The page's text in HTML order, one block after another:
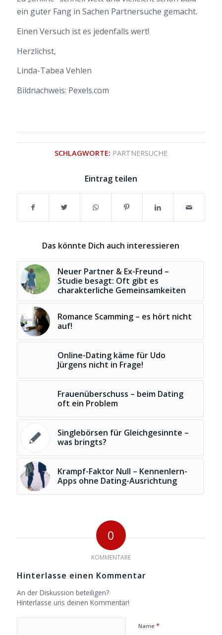
ein guter Fang in Sachen Partnersuche gemacht.
Einen Versuch ist es jedenfalls wert!
Herzlichst,
Linda-Tabea Vehlen
Bildnachweis: Pexels.com
SCHLAGWORTE: PARTNERSUCHE
Eintrag teilen
Das könnte Dich auch interessieren
Neuer Partner & Ex-Freund –
Studie besagt: Oft gibt es
charakterliche Gemeinsamkeiten
Romance Scamming – es hört nicht
auf!
Online-Dating käme für Udo
Jürgens nicht in Frage!
Frauenüberschuss – beim Dating
oft ein Problem
Singlebörsen für Gleichgesinnte –
was bringts?
Krampf-Faktor Null – Kennenlern-
Apps ohne Dating-Ausrichtung
0
KOMMENTARE
Hinterlasse einen Kommentar
An der Diskussion beteiligen?
Hinterlasse uns deinen Kommentar!
Name *